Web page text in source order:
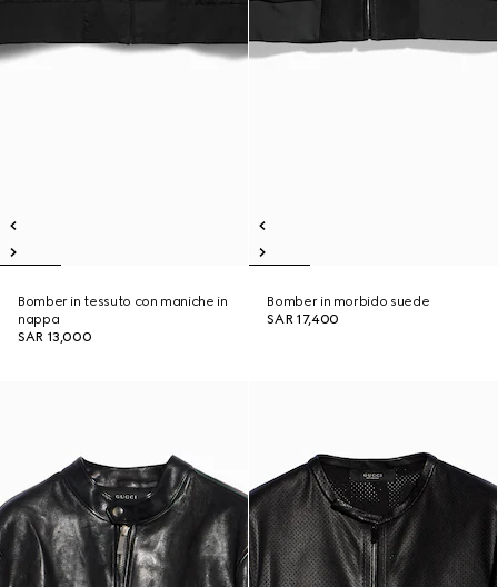
Bomber in tessuto con maniche in
nappa
SAR 13,000
Bomber in morbido suede
SAR 17,400